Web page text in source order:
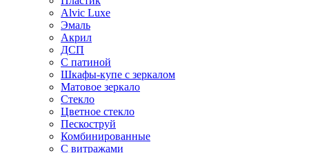
Alvic Luxe
Эмаль
Акрил
ДСП
С патиной
Шкафы-купе с зеркалом
Матовое зеркало
Стекло
Цветное стекло
Пескоструй
Комбинированные
С витражами